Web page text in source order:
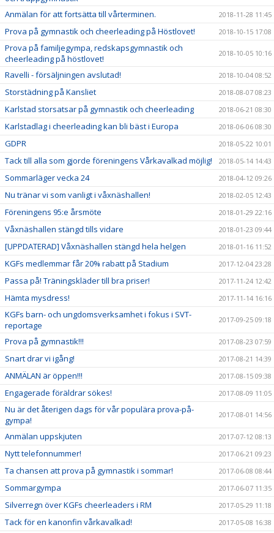
Anmälan för att fortsätta till vårterminen.
2018-11-28 11:45
Prova på gymnastik och cheerleading på Höstlovet! 2018-10-15 17:08
Prova på familjegympa, redskapsgymnastik och
cheerleading på höstlovet!
2018-10-05 10:16
Ravelli - försäljningen avslutad! 2018-10-04 08:52
Storstädning på Kansliet 2018-08-07 08:23
Karlstad storsatsar på gymnastik och cheerleading 2018-06-21 08:30
Karlstadlag i cheerleading kan bli bäst i Europa 2018-06-06 08:30
GDPR 2018-05-22 10:01
Tack till alla som gjorde föreningens Vårkavalkad möjlig! 2018-05-14 14:43
Sommarläger vecka 24 2018-04-12 09:26
Nu tränar vi som vanligt i våxnäshallen! 2018-02-05 12:43
Föreningens 95:e årsmöte 2018-01-29 22:16
Våxnäshallen stängd tills vidare 2018-01-23 09:44
[UPPDATERAD] Våxnäshallen stängd hela helgen 2018-01-16 11:52
KGFs medlemmar får 20% rabatt på Stadium 2017-12-04 23:28
Passa på! Träningskläder till bra priser! 2017-11-24 12:42
Hämta mysdress! 2017-11-14 16:16
KGFs barn- och ungdomsverksamhet i fokus i SVT-
reportage
2017-09-25 09:18
Prova på gymnastik!!! 2017-08-23 07:59
Snart drar vi igång! 2017-08-21 14:39
ANMÄLAN är öppen!!! 2017-08-15 09:38
Engagerade föräldrar sökes! 2017-08-09 11:05
Nu är det återigen dags för vår populära prova-på-
gympa!
2017-08-01 14:56
Anmälan uppskjuten 2017-07-12 08:13
Nytt telefonnummer! 2017-06-21 09:23
Ta chansen att prova på gymnastik i sommar! 2017-06-08 08:44
Sommargympa 2017-06-07 11:35
Silverregn över KGFs cheerleaders i RM 2017-05-29 11:18
Tack för en kanonfin vårkavalkad! 2017-05-08 16:38